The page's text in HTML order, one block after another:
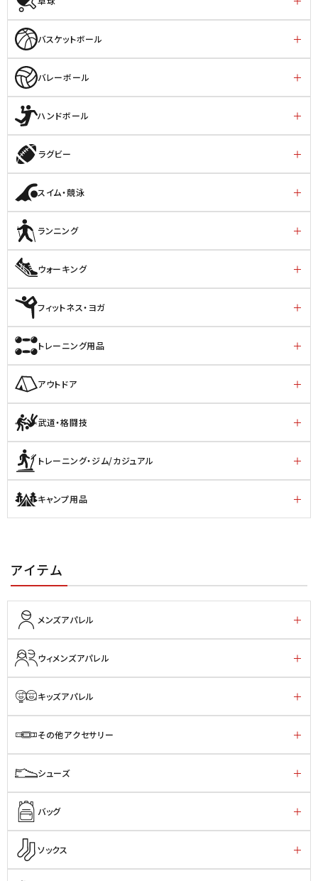
バスケットボール
バレーボール
ハンドボール
ラグビー
スイム・競泳
ランニング
ウォーキング
フィットネス・ヨガ
トレーニング用品
アウトドア
武道・格闘技
トレーニング・ジム/カジュアル
キャンプ用品
アイテム
メンズアパレル
ウィメンズアパレル
キッズアパレル
その他アクセサリー
シューズ
バッグ
ソックス